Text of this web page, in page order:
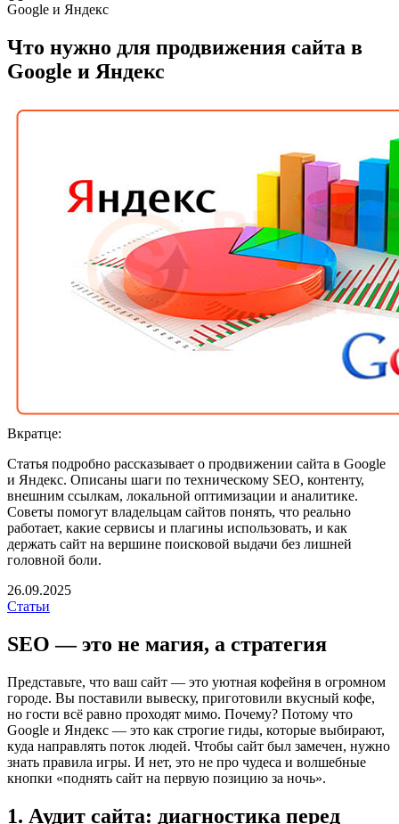
Google и Яндекс
Что нужно для продвижения сайта в
Google и Яндекс
Вкратце:
Статья подробно рассказывает о продвижении сайта в Google
и Яндекс. Описаны шаги по техническому SEO, контенту,
внешним ссылкам, локальной оптимизации и аналитике.
Советы помогут владельцам сайтов понять, что реально
работает, какие сервисы и плагины использовать, и как
держать сайт на вершине поисковой выдачи без лишней
головной боли.
26.09.2025
Статьи
SEO — это не магия, а стратегия
Представьте, что ваш сайт — это уютная кофейня в огромном
городе. Вы поставили вывеску, приготовили вкусный кофе,
но гости всё равно проходят мимо. Почему? Потому что
Google и Яндекс — это как строгие гиды, которые выбирают,
куда направлять поток людей. Чтобы сайт был замечен, нужно
знать правила игры. И нет, это не про чудеса и волшебные
кнопки «поднять сайт на первую позицию за ночь».
1. Аудит сайта: диагностика перед